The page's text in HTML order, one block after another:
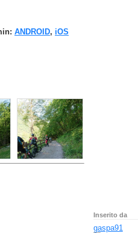
ANDROID, iOS
Inserito da
gaspa91